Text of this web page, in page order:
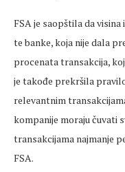
FSA je saopštila da
te banke, koja nije dala
procenata transakcija,
je takođe prekršila
relevantnim
kompanije moraju čuvati
transakcijama najmanje
FSA.